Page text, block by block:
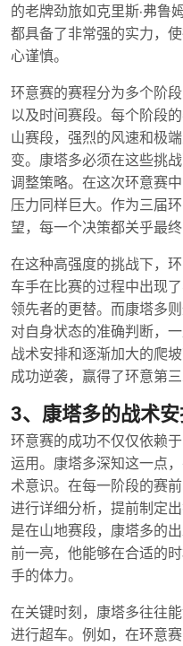
的老牌劲旅如克里斯·弗鲁
都具备了非常强的实力，
心谨慎。
环意赛的赛程分为多个阶
以及时间赛段。每个阶段
山赛段，强烈的风速和极
变。康塔多必须在这些挑
调整策略。在这次环意赛
压力同样巨大。作为三届
望，每一个决策都关乎最终
在这种高强度的挑战下，
车手在比赛的过程中出现
领先者的更替。而康塔多
对自身状态的准确判断，
战术安排和逐渐加大的爬
成功逆袭，赢得了环意第三
3、康塔多的战术
环意赛的成功不仅仅依赖
运用。康塔多深知这一点
术意识。在每一阶段的赛
进行详细分析，提前制定
是在山地赛段，康塔多的
前一亮，他能够在合适的
手的体力。
在关键时刻，康塔多往往
进行超车。例如，在环意